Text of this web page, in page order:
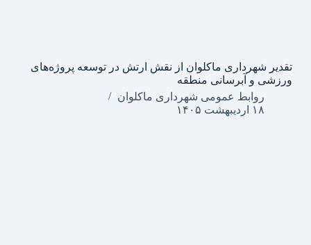
تقدیر شهرداری ماکلوان از نقش ارتش در توسعه پروژه‌های
ورزشی و آبرسانی منطقه
روابط عمومی شهرداری ماکلوان
۱۸ اردیبهشت ۱۴۰۵